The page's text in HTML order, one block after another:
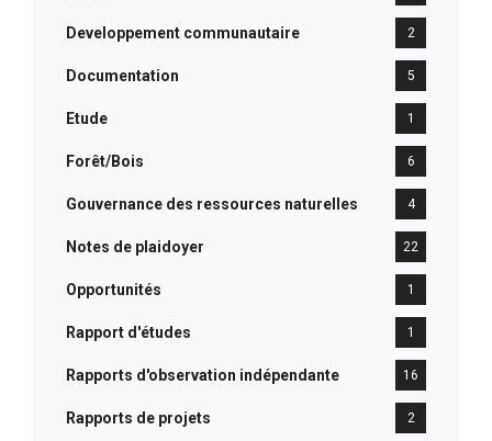
Developpement communautaire 2
Documentation 5
Etude 1
Forêt/Bois 6
Gouvernance des ressources naturelles 4
Notes de plaidoyer 22
Opportunités 1
Rapport d'études 1
Rapports d'observation indépendante 16
Rapports de projets 2